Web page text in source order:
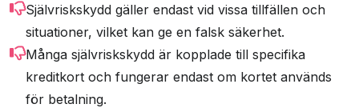
Självriskskydd gäller endast vid vissa tillfällen och
situationer, vilket kan ge en falsk säkerhet.
Många självriskskydd är kopplade till specifika
kreditkort och fungerar endast om kortet används
för betalning.